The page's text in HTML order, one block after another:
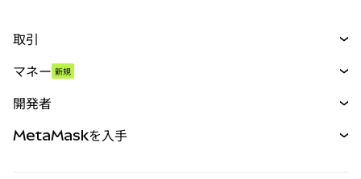
取引
パーペチュアル
RWA
マネー 新規
開発者
MetaMaskを入手